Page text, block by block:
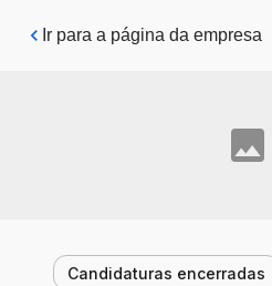
Pular para o conteúdo principal
Ir para a página da empresa
Candidaturas encerradas